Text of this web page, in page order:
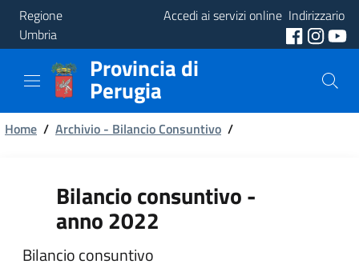
Regione
Umbria
Accedi ai servizi online Indirizzario
Provincia
Aree
Tematiche
Provincia di
Perugia
Briciole
pane
Home / Archivio - Bilancio Consuntivo /
Bilancio consuntivo -
anno 2022
Bilancio consuntivo